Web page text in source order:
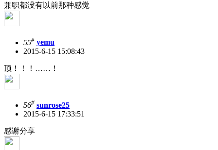
兼职都没有以前那种感觉
55# yemu
2015-6-15 15:08:43
顶！！！……！
56# sunrose25
2015-6-15 17:33:51
感谢分享